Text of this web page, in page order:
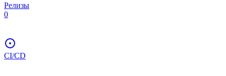
Релизы
0
CI/CD